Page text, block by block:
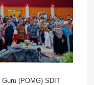
(POMG) SDIT